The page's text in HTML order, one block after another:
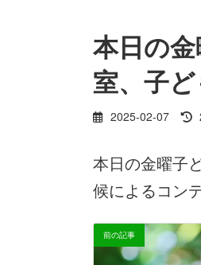
本日の
室、子
2025-02-07
本日の金曜子
候によるコン
前の記事